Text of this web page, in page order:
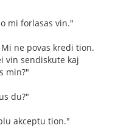
mi forlasas vin."
ne povas kredi tion.
vin sendiskute kaj
min?"
du?"
akceptu tion."